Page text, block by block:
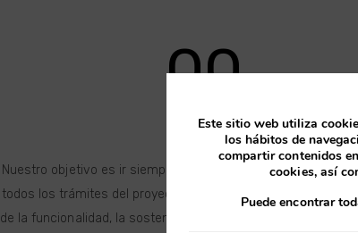
00
Valores
Nuestro objetivo es ir siempre de la mano con el cliente y
todos los trámites del proyecto de arquitectura, buscando los
de la funcionalidad, la sostenibilidad y la eficiencia energética
Este sitio web utiliza
los hábitos de
compartir contenidos
cookies, así
Puede encontrar